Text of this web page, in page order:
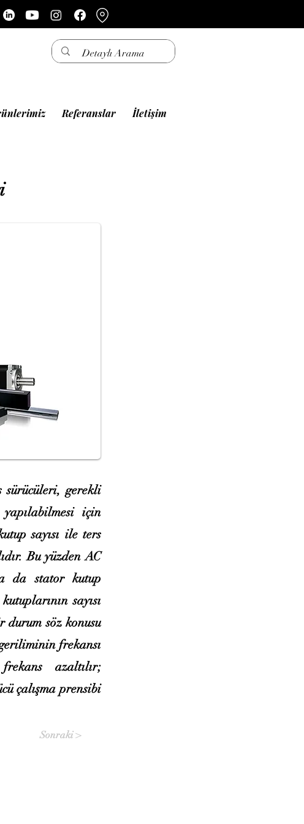
Referanslar İletişim
sürücüleri, gerekli
için
sayısı ile ters
Bu yüzden AC
da stator kutup
sayısı
durum söz konusu
frekansı
azaltılır;
çalışma prensibi
Sonraki >